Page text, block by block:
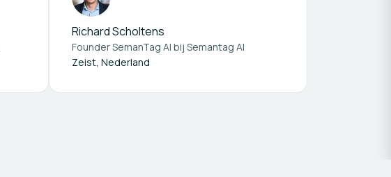
Richard Scholtens
Founder SemanTag AI bijSemantag AI
Zeist, Nederland